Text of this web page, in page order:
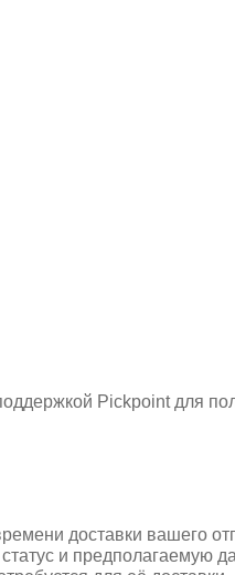
Pickpoint для
доставки вашего
и предполагаемую